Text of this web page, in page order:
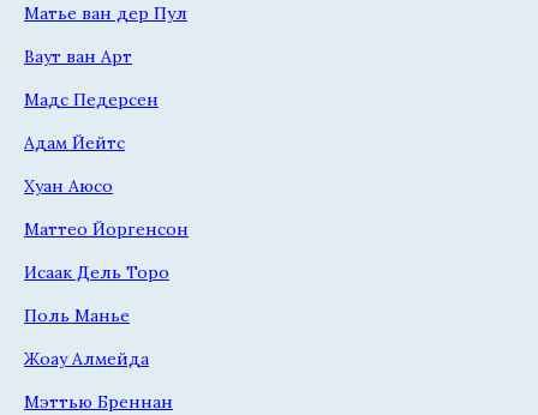
Матье ван дер Пул
Ваут ван Арт
Мадс Педерсен
Адам Йейтс
Хуан Аюсо
Маттео Йоргенсон
Исаак Дель Торо
Поль Манье
Жоау Алмейда
Мэттью Бреннан